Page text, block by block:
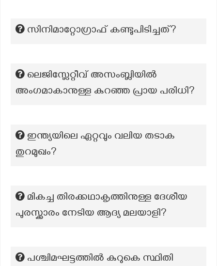
സിനിമാറ്റോഗ്രാഫ് കണ്ടുപിടിച്ചത്?
ലെജിസ്ലേറ്റീവ് അസംബ്ലിയിൽ
അംഗമാകാനുള്ള കുറഞ്ഞ പ്രായ പരിധി?
ഇന്ത്യയിലെ ഏറ്റവും വലിയ തടാക
തുറമുഖം?
മികച്ച തിരക്കഥാകൃത്തിനുള്ള ദേശീയ
പുരസ്ക്കാരം നേടിയ ആദ്യ മലയാളി?
പശ്ചിമഘട്ടത്തിൽ കുറുകെ സ്ഥിതി